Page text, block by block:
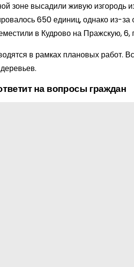
зоне высадили живую изгородь
650 единиц, однако из-
в Кудрово на Пражскую, 6,
в рамках плановых работ.
на вопросы граждан